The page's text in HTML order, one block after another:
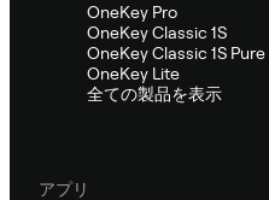
OneKey Pro
OneKey Classic 1S
OneKey Classic 1S Pure
OneKey Lite
全ての製品を表示
アプリ